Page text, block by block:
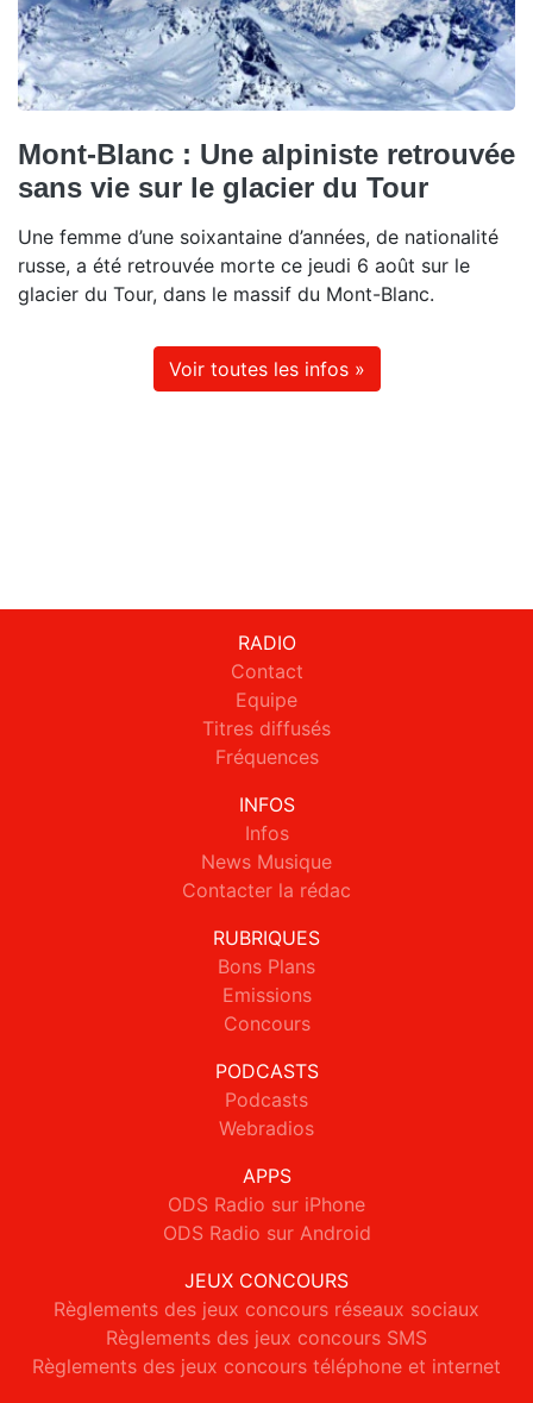
Mont-Blanc : Une alpiniste retrouvée
sans vie sur le glacier du Tour
Une femme d’une soixantaine d’années, de nationalité
russe, a été retrouvée morte ce jeudi 6 août sur le
glacier du Tour, dans le massif du Mont-Blanc.
Voir toutes les infos »
RADIO
Contact
Equipe
Titres diffusés
Fréquences
INFOS
Infos
News Musique
Contacter la rédac
RUBRIQUES
Bons Plans
Emissions
Concours
PODCASTS
Podcasts
Webradios
APPS
ODS Radio sur iPhone
ODS Radio sur Android
JEUX CONCOURS
Règlements des jeux concours réseaux sociaux
Règlements des jeux concours SMS
Règlements des jeux concours téléphone et internet